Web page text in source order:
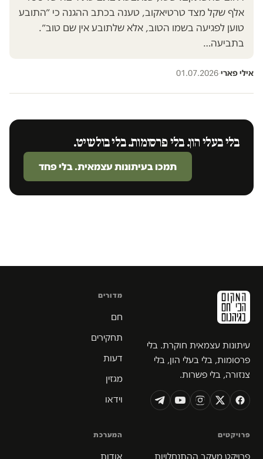
אלף שקל מצד טרטיאקוב, טענה בכתב ההגנה כי ״התובע
טוען לפגיעה בשמו הטוב, אלא שלתובע אין שם טוב״.
בתביעה…
אילי פארי·
01.07.2026
בלי בעלי הון. בלי פרסומות. בלי בולשיט.
תמכו בעיתונות עצמאית. בלי פחד
עיתונות עצמאית חוקרת. בלי
פרסומות, בלי בעלי הון, בלי
צנזורה, בלי פשרות.
מדורים
חם
תחקירים
דעות
מגזין
וידאו
פרויקטים
פרויקט מעקב ההתנחלויות
המערכת
אודות